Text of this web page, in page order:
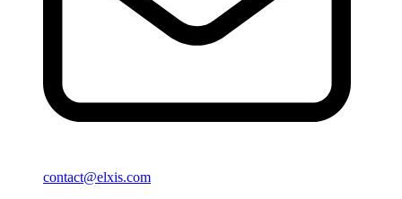
contact@elxis.com